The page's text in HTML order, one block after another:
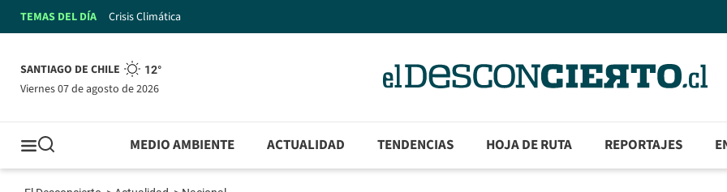
TEMAS DEL DÍA Crisis Climática
SANTIAGO DE CHILE 12°
viernes 07 de agosto de 2026
MEDIO AMBIENTE ACTUALIDAD TENDENCIAS HOJA DE RUTA REPORTAJES